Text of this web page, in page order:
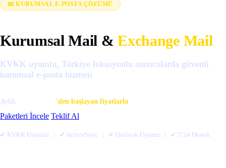
📧 KURUMSAL E-POSTA ÇÖZÜMÜ
Kurumsal Mail &Exchange Mail
KVKK uyumlu, Türkiye lokasyonlu sunucularda güvenli
kurumsal e-posta hizmeti
Aylık 'den başlayan fiyatlarla
Paketleri İncele Teklif Al
✔ KVKK Uyumlu | ✔ ActiveSync | ✔ Outlook Uyumu | ✔ 7/24 Destek